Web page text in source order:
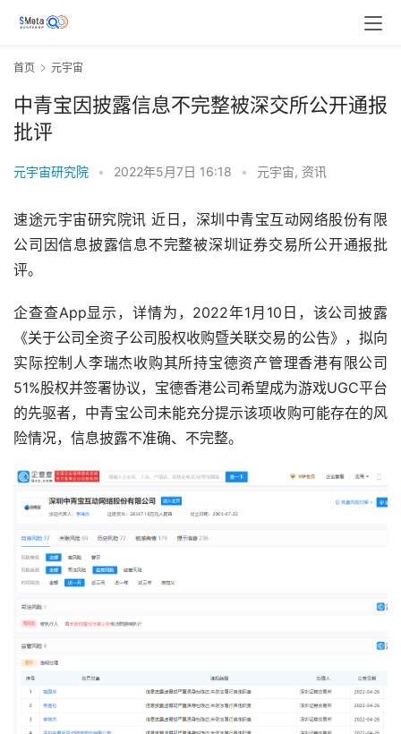
首页 元宇宙
中青宝因披露信息不完整被深交所公开通报
批评
元宇宙研究院 • 2022年5月7日 16:18 • 元宇宙, 资讯
速途元宇宙研究院讯 近日，深圳中青宝互动网络股份有限
公司因信息披露信息不完整被深圳证券交易所公开通报批
评。
企查查App显示，详情为，2022年1月10日，该公司披露
《关于公司全资子公司股权收购暨关联交易的公告》，拟向
实际控制人李瑞杰收购其所持宝德资产管理香港有限公司
51%股权并签署协议，宝德香港公司希望成为游戏UGC平台
的先驱者，中青宝公司未能充分提示该项收购可能存在的风
险情况，信息披露不准确、不完整。